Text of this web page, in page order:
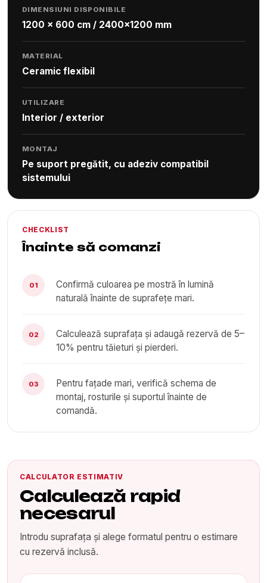
DIMENSIUNI DISPONIBILE
1200 x 600 cm / 2400x1200 mm
MATERIAL
Ceramic flexibil
UTILIZARE
Interior / exterior
MONTAJ
Pe suport pregătit, cu adeziv compatibil
sistemului
CHECKLIST
Înainte să comanzi
01
Confirmă culoarea pe mostră în lumină
naturală înainte de suprafețe mari.
02
Calculează suprafața și adaugă rezervă de 5–
10% pentru tăieturi și pierderi.
03
Pentru fațade mari, verifică schema de
montaj, rosturile și suportul înainte de
comandă.
CALCULATOR ESTIMATIV
Calculează rapid
necesarul
Introdu suprafața și alege formatul pentru o estimare
cu rezervă inclusă.